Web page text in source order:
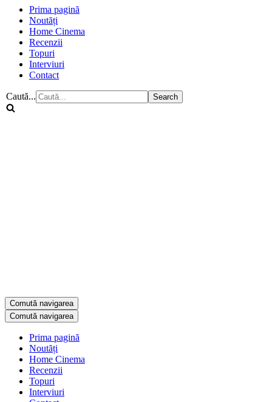
Prima pagină
Noutăți
Home Cinema
Recenzii
Topuri
Interviuri
Contact
Caută...
Comută navigarea
Comută navigarea
Prima pagină
Noutăți
Home Cinema
Recenzii
Topuri
Interviuri